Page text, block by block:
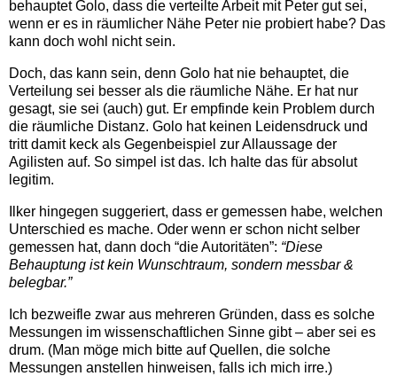
behauptet Golo, dass die verteilte Arbeit mit Peter gut sei,
wenn er es in räumlicher Nähe Peter nie probiert habe? Das
kann doch wohl nicht sein.
Doch, das kann sein, denn Golo hat nie behauptet, die
Verteilung sei besser als die räumliche Nähe. Er hat nur
gesagt, sie sei (auch) gut. Er empfinde kein Problem durch
die räumliche Distanz. Golo hat keinen Leidensdruck und
tritt damit keck als Gegenbeispiel zur Allaussage der
Agilisten auf. So simpel ist das. Ich halte das für absolut
legitim.
Ilker hingegen suggeriert, dass er gemessen habe, welchen
Unterschied es mache. Oder wenn er schon nicht selber
gemessen hat, dann doch “die Autoritäten”: “Diese
Behauptung ist kein Wunschtraum, sondern messbar &
belegbar.”
Ich bezweifle zwar aus mehreren Gründen, dass es solche
Messungen im wissenschaftlichen Sinne gibt – aber sei es
drum. (Man möge mich bitte auf Quellen, die solche
Messungen anstellen hinweisen, falls ich mich irre.)